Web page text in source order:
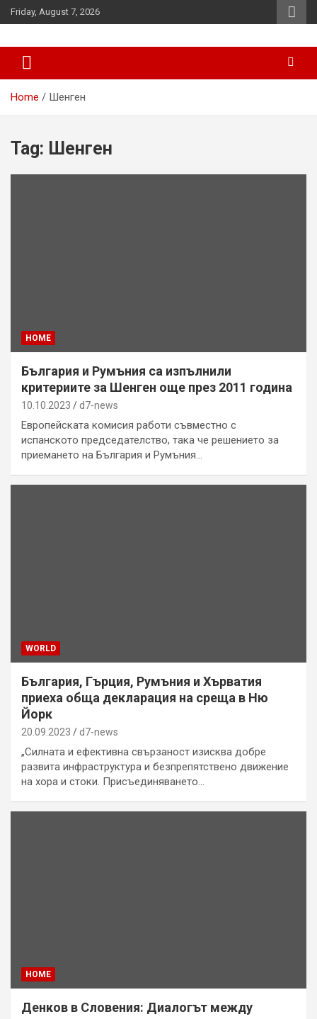
Skip
to
Friday, August 7, 2026
d7-news.com
Home Шенген
Tag: Шенген
HOME
България и Румъния са изпълнили
критериите за Шенген още през 2011 година
10.10.2023 d7-news
Европейската комисия работи съвместно с
испанското председателство, така че решението за
приемането на България и Румъния…
WORLD
България, Гърция, Румъния и Хърватия
приеха обща декларация на среща в Ню
Йорк
20.09.2023 d7-news
„Силната и ефективна свързаност изисква добре
развита инфраструктура и безпрепятствено движение
на хора и стоки. Присъединяването…
HOME
Денков в Словения: Диалогът между